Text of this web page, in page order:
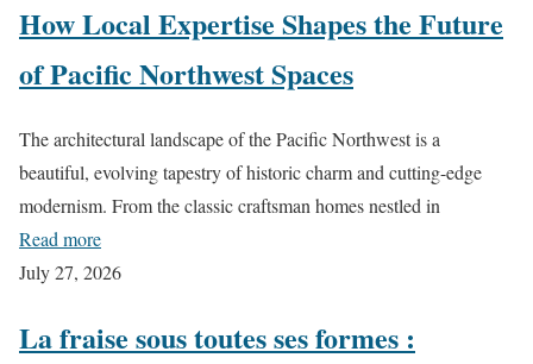
How Local Expertise Shapes the Future
of Pacific Northwest Spaces
The architectural landscape of the Pacific Northwest is a
beautiful, evolving tapestry of historic charm and cutting-edge
modernism. From the classic craftsman homes nestled in
Read more
July 27, 2026
La fraise sous toutes ses formes :